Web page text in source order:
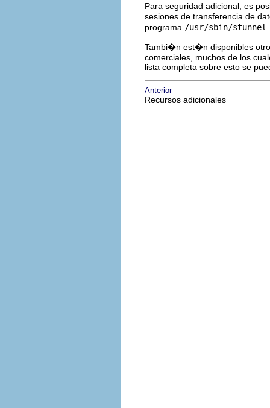
Para seguridad adicional, es
sesiones de transferencia de
programa /usr/sbin/stunnel
Tambi�n est�n disponibles
comerciales, muchos de los
lista completa sobre esto se
Anterior
Recursos adicionales